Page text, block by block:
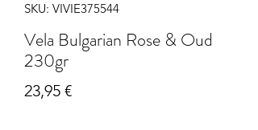
SKU: VIVIE375544
Vela Bulgarian Rose & Oud
230gr
23,95 €Precio